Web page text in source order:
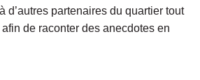
d’autres partenaires du quartier tout
de raconter des anecdotes en